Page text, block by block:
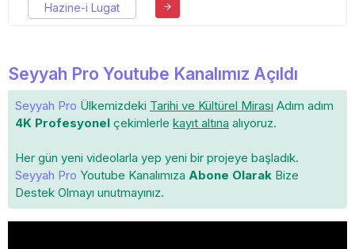
Hazine-i Lugat
Seyyah Pro Youtube Kanalımız Açıldı
Seyyah Pro Ülkemizdeki Tarihi ve Kültürel Mirası Adım adım
4K Profesyonel çekimlerle kayıt altına alıyoruz.
Her gün yeni videolarla yep yeni bir projeye başladık.
Seyyah Pro Youtube Kanalımıza Abone Olarak Bize
Destek Olmayı unutmayınız.